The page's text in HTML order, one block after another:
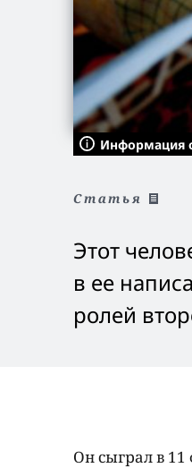
Информация
Статья
Этот
в ее
ролей
Он сыграл в